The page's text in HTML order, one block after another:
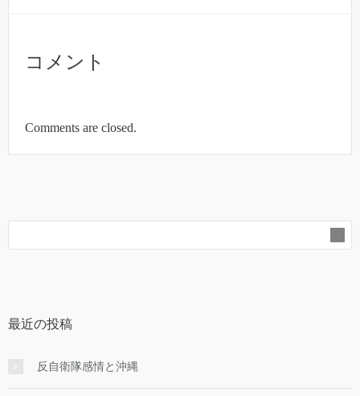
コメント
Comments are closed.
最近の投稿
反自衛隊感情と沖縄